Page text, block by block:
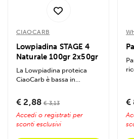
annunci, per fornire funzionalità
analizzare il nostro traffico.
informazioni sul modo in cui
nostri partner che si occupano di
pubblicità e social media, i quali
raccolto dal tuo utilizzo dei loro
CIAOCARB
Lowpiadina STAGE 4
Naturale 100gr 2x50gr
La Lowpiadina proteica
CiaoCarb è bassa in
proteine e...
€ 2,88 € 3,13
Accedi o registrati per
sconti esclusivi
€